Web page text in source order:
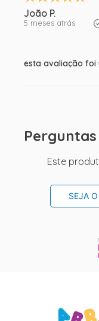
João P.
5 meses atrás
esta avaliação foi
Este
SEJA